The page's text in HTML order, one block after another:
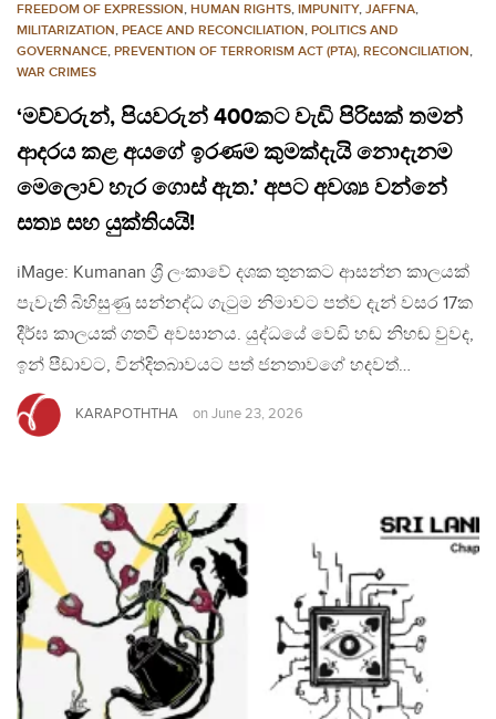
FREEDOM OF EXPRESSION, HUMAN RIGHTS, IMPUNITY, JAFFNA,
MILITARIZATION, PEACE AND RECONCILIATION, POLITICS AND
GOVERNANCE, PREVENTION OF TERRORISM ACT (PTA), RECONCILIATION,
WAR CRIMES
‘මව්වරුන්, පියවරුන් 400කට වැඩි පිරිසක් තමන්
ආදරය කළ අයගේ ඉරණම කුමක්දැයි නොදැනම
මෙලොව හැර ගොස් ඇත.’ අපට අවශ්‍ය වන්නේ
සත්‍ය සහ යුක්තියයි!
iMage: Kumanan ශ්‍රී ලංකාවේ දශක තුනකට ආසන්න කාලයක්
පැවැති බිහිසුණු සන්නද්ධ ගැටුම නිමාවට පත්ව දැන් වසර 17ක
දීර්ඝ කාලයක් ගතවී අවසානය. යුද්ධයේ වෙඩි හඬ නිහඬ වුවද,
ඉන් පීඩාවට, වින්දිතබාවයට පත් ජනතාවගේ හදවත්…
KARAPOTHTHA on June 23, 2026